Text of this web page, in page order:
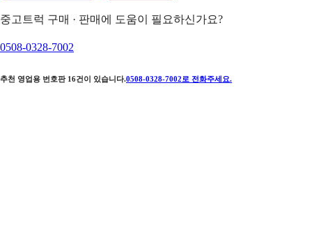
중고트럭 구매 · 판매에 도움이 필요하신가요?
0508-0328-7002
추천 영업용 번호판 16건이 있습니다.0508-0328-7002 로 전화주세요.